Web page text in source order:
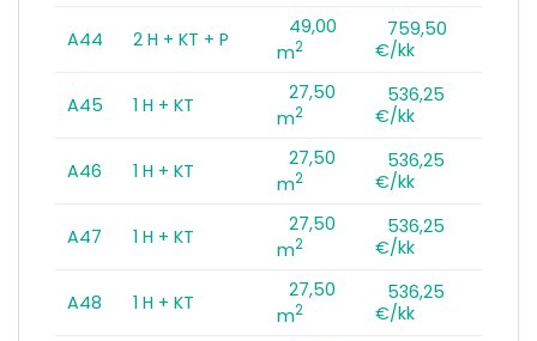
A44 2 H + KT + P
49,00
m2
759,50
€/kk
A45 1 H + KT
27,50
m2
536,25
€/kk
A46 1 H + KT
27,50
m2
536,25
€/kk
A47 1 H + KT
27,50
m2
536,25
€/kk
A48 1 H + KT
27,50
m2
536,25
€/kk